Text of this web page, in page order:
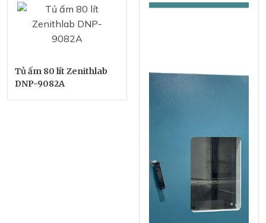
Tủ ấm 80 lít Zenithlab
DNP-9082A